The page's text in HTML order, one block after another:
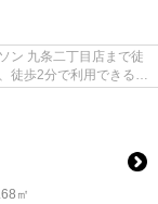
ン 九条二丁目店まで徒
徒歩2分で利用できる駅
㎡